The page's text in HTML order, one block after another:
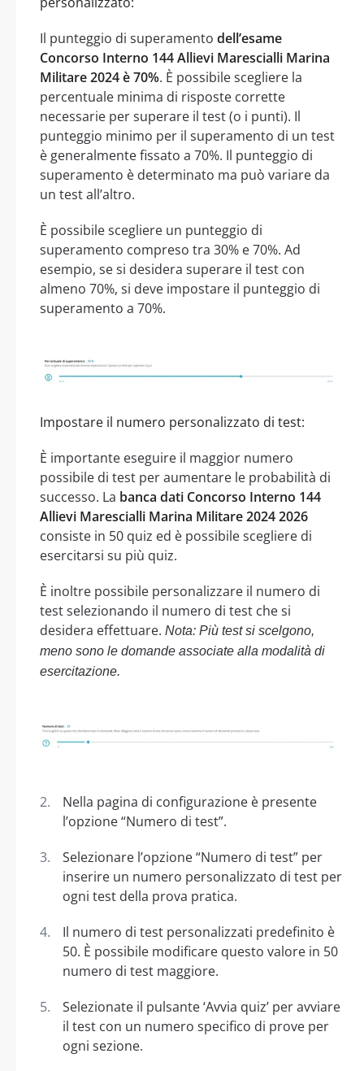
Il punteggio di superamento dell’esame
Concorso Interno 144 Allievi Marescialli Marina
Militare 2024 è 70%. È possibile scegliere la
percentuale minima di risposte corrette
necessarie per superare il test (o i punti). Il
punteggio minimo per il superamento di un test
è generalmente fissato a 70%. Il punteggio di
superamento è determinato ma può variare da
un test all’altro.
È possibile scegliere un punteggio di
superamento compreso tra 30% e 70%. Ad
esempio, se si desidera superare il test con
almeno 70%, si deve impostare il punteggio di
superamento a 70%.
Impostare il numero personalizzato di test:
È importante eseguire il maggior numero
possibile di test per aumentare le probabilità di
successo. La banca dati Concorso Interno 144
Allievi Marescialli Marina Militare 2024 2026
consiste in 50 quiz ed è possibile scegliere di
esercitarsi su più quiz.
È inoltre possibile personalizzare il numero di
test selezionando il numero di test che si
desidera effettuare. Nota: Più test si scelgono,
meno sono le domande associate alla modalità di
esercitazione.
Nella pagina di configurazione è presente
l’opzione “Numero di test”.
Selezionare l’opzione “Numero di test” per
inserire un numero personalizzato di test per
ogni test della prova pratica.
Il numero di test personalizzati predefinito è
50. È possibile modificare questo valore in 50
numero di test maggiore.
Selezionate il pulsante ‘Avvia quiz’ per avviare
il test con un numero specifico di prove per
ogni sezione.